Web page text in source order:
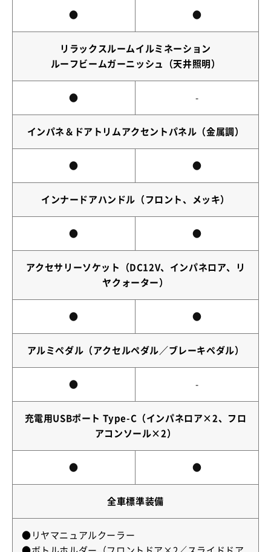
● ●
リラックスルームイルミネーション
ルーフビームガーニッシュ（天井照明）
● -
インパネ＆ドアトリムアクセントパネル（金属調）
● ●
インナードアハンドル（フロント、メッキ）
● ●
アクセサリーソケット（DC12V、インパネロア、リ
ヤクォーター）
● ●
アルミペダル（アクセルペダル／ブレーキペダル）
● -
充電用USBポート Type-C（インパネロア×2、フロ
アコンソール×2）
● ●
全車標準装備
●リヤマニュアルクーラー